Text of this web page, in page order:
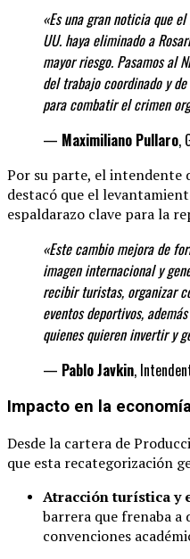
«Es una gran noticia que
UU. haya eliminado a
mayor riesgo. Pasamos al
del trabajo coordinado y
para combatir el crimen
— Maximiliano Pullaro,
Por su parte, el intendente
destacó que el
espaldarazo clave para la
«Este cambio mejora de
imagen internacional y
recibir turistas, organizar
eventos deportivos,
quienes quieren invertir y
— Pablo Javkin,
Impacto en la
Desde la cartera de
que esta recategorización
Atracción turística y
barrera que frenaba a
convenciones